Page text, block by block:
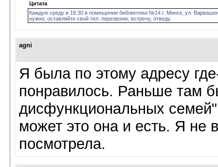
Цитата
Каждую среду в 18.30 в помещении библиотеки №14 г. Минск, ул.
нужно, оставляйте свой тел. перезвоню, встречу, отведу.
agni
Я была по этому адресу
понравилось. Раньше там
дисфункциональных
может это она и есть. Я не
посмотрела.